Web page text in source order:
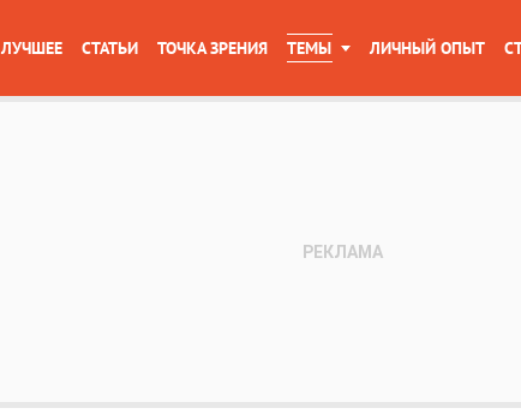
ЛУЧШЕЕ СТАТЬИ ТОЧКА ЗРЕНИЯ ТЕМЫ ЛИЧНЫЙ ОПЫТ